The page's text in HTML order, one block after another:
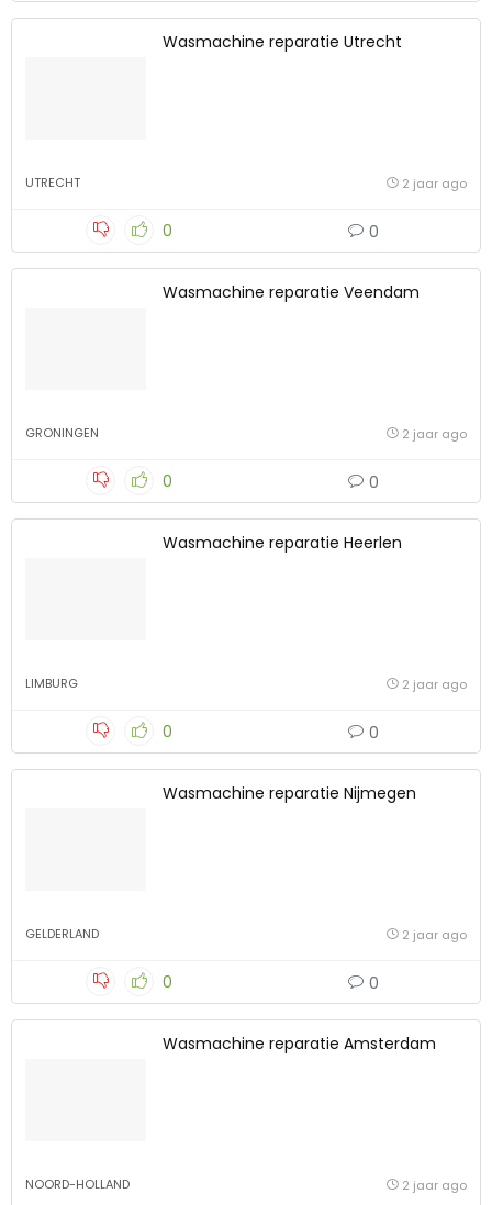
Wasmachine reparatie Utrecht
UTRECHT 2 jaar ago
0 0
Wasmachine reparatie Veendam
GRONINGEN 2 jaar ago
0 0
Wasmachine reparatie Heerlen
LIMBURG 2 jaar ago
0 0
Wasmachine reparatie Nijmegen
GELDERLAND 2 jaar ago
0 0
Wasmachine reparatie Amsterdam
NOORD-HOLLAND 2 jaar ago